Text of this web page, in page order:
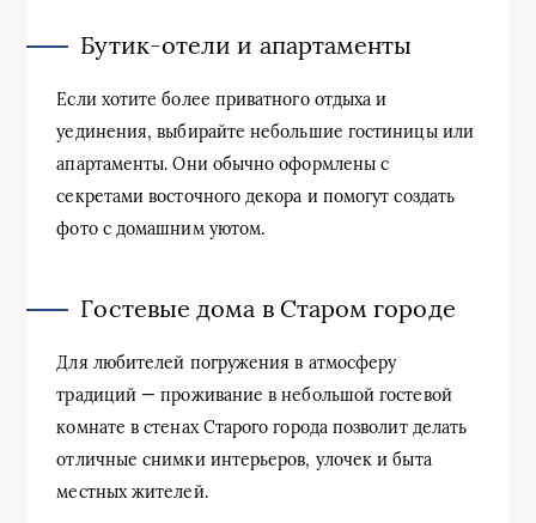
Бутик-отели и апартаменты
Если хотите более приватного отдыха и
уединения, выбирайте небольшие гостиницы или
апартаменты. Они обычно оформлены с
секретами восточного декора и помогут создать
фото с домашним уютом.
Гостевые дома в Старом городе
Для любителей погружения в атмосферу
традиций — проживание в небольшой гостевой
комнате в стенах Старого города позволит делать
отличные снимки интерьеров, улочек и быта
местных жителей.